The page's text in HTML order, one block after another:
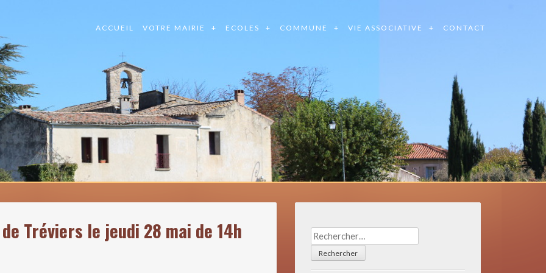
ACCUEIL VOTRE MAIRIE ECOLES COMMUNE VIE ASSOCIATIVE CONTACT
Tréviers le jeudi 28 mai de 14h
Rechercher :